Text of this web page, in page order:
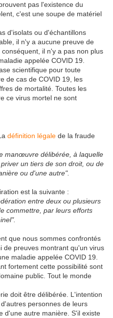
pas l'existence du
c'est une soupe de matériel
d'isolats ou d'échantillons
il n'y a aucune preuve de
il n'y a pas non plus
appelée COVID 19.
scientifique pour toute
de cas de COVID 19, les
de mortalité. Toutes les
ce virus mortel ne sont
définition légale de la fraude
manœuvre délibérée, à laquelle
un tiers de son droit, ou de
ou d'une autre".
est la suivante :
entre deux ou plusieurs
commettre, par leurs efforts
que nous sommes confrontés
de preuves montrant qu'un virus
maladie appelée COVID 19.
fortement cette possibilité sont
public. Tout le monde
doit être délibérée. L'intention
personnes de leurs
d'une autre manière. S'il existe